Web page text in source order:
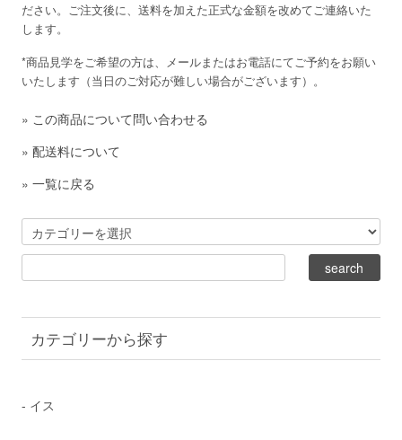
ださい。ご注文後に、送料を加えた正式な金額を改めてご連絡いた
します。
*商品見学をご希望の方は、メールまたはお電話にてご予約をお願い
いたします（当日のご対応が難しい場合がございます）。
» この商品について問い合わせる
»配送料について
»一覧に戻る
カテゴリーから探す
- イス